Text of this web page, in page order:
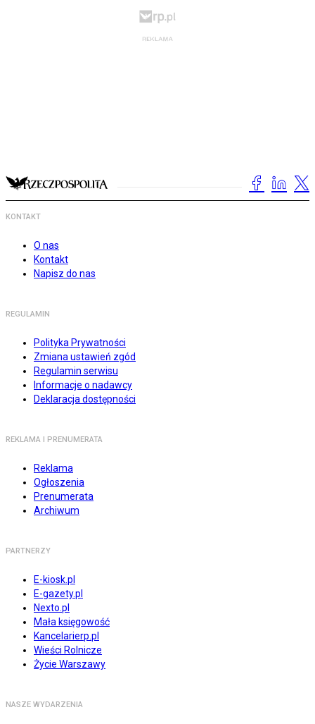
KONTAKT
O nas
Kontakt
Napisz do nas
REGULAMIN
Polityka Prywatności
Zmiana ustawień zgód
Regulamin serwisu
Informacje o nadawcy
Deklaracja dostępności
REKLAMA I PRENUMERATA
Reklama
Ogłoszenia
Prenumerata
Archiwum
PARTNERZY
E-kiosk.pl
E-gazety.pl
Nexto.pl
Mała księgowość
Kancelarierp.pl
Wieści Rolnicze
Życie Warszawy
NASZE WYDARZENIA